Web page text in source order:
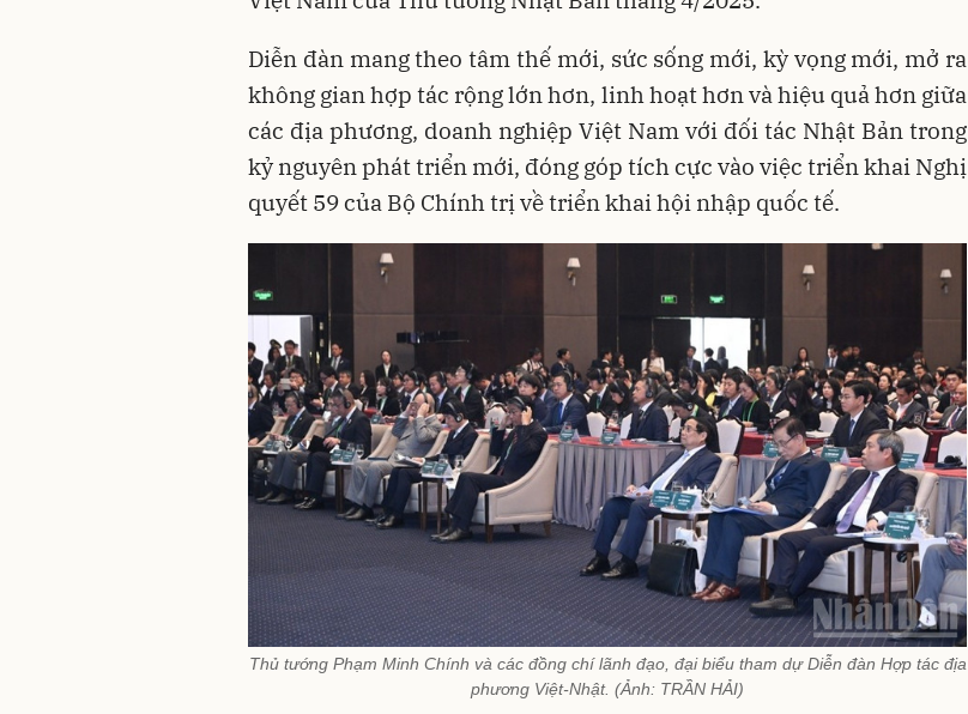
Diễn đàn mang theo tâm thế mới, sức sống mới, kỳ vọng mới, mở ra
không gian hợp tác rộng lớn hơn, linh hoạt hơn và hiệu quả hơn giữa
các địa phương, doanh nghiệp Việt Nam với đối tác Nhật Bản trong
kỷ nguyên phát triển mới, đóng góp tích cực vào việc triển khai Nghị
quyết 59 của Bộ Chính trị về triển khai hội nhập quốc tế.
Thủ tướng Phạm Minh Chính và các đồng chí lãnh đạo, đại biểu tham dự Diễn đàn Hợp tác địa
phương Việt-Nhật. (Ảnh: TRẦN HẢI)